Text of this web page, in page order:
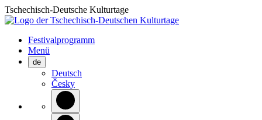
Tschechisch-Deutsche Kulturtage
Festivalprogramm
Menü
de
Deutsch
Česky